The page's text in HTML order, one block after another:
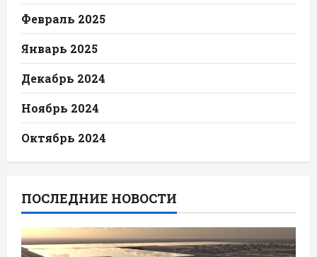
Февраль 2025
Январь 2025
Декабрь 2024
Ноябрь 2024
Октябрь 2024
ПОСЛЕДНИЕ НОВОСТИ